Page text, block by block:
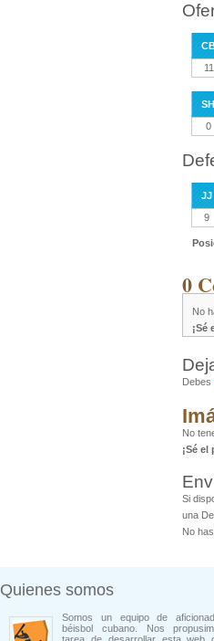
11
SH
0
JJ
9
0
No
¡Sé
Debes
No
¡Sé
Si
una
No
Quienes somos
Somos un equipo de
béisbol cubano. Nos